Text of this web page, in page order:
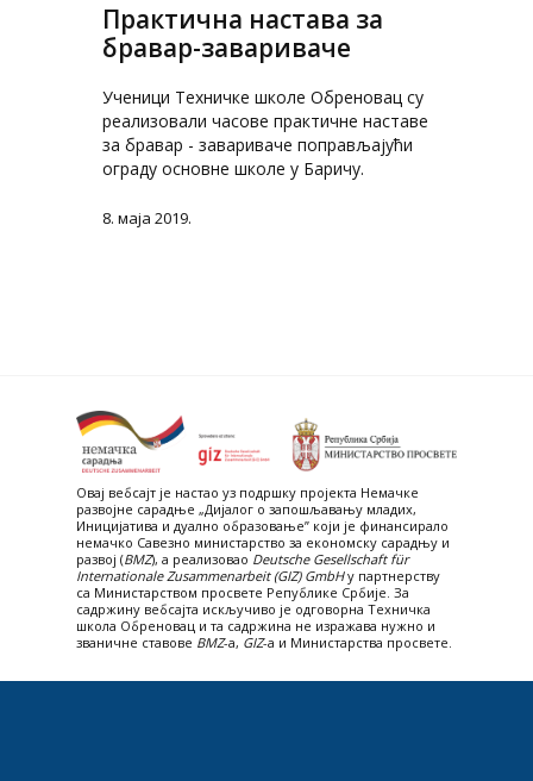
Практична настава за
бравар-завариваче
Ученици Техничке школе Обреновац су
реализовали часове практичне наставе
за бравар - завариваче поправљајући
ограду основне школе у Баричу.
8. маја 2019.
Овај вебсајт je настао уз подршку пројекта Немачке
развојне сарадње „Дијалог о запошљавању младих,
Иницијатива и дуално образовање” који је финансирало
немачко Савезно министарство за економску сарадњу и
развој (BMZ), а реализовао Deutsche Gesellschaft für
Internationale Zusammenarbeit (GIZ) GmbHу партнерству
са Министарством просвете Републике Србије. За
садржину вебсајта искључиво је одговорна Техничка
школа Обреновац и та садржина не изражава нужно и
званичне ставове BMZ-а, GIZ-a и Министарства просвете.